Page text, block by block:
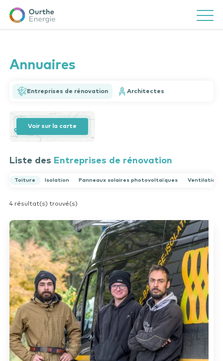
Ourthe
Energie Ouvrir/
Close
Un coup de pouce ?
Vous avez une question ?
Consultez notre FAQ
Annuaires
Entreprises de rénovation Architectes
Voir sur la carte
Liste des Entreprises de rénovation
Toiture Isolation Panneaux solaires photovoltaïques Ventilation
4 résultat(s) trouvé(s)